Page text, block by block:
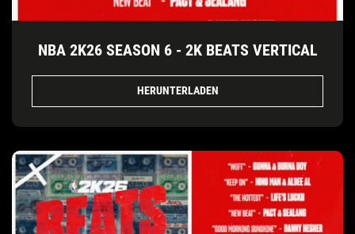
NBA 2K26 SEASON 6 - 2K BEATS VERTICAL
HERUNTERLADEN